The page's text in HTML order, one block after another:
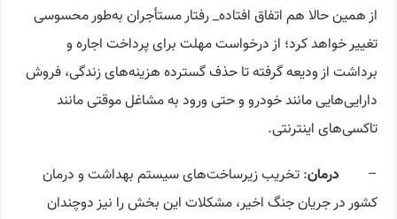
از همین حالا هم اتفاق افتاده_ رفتار مستأجران به‌طور محسوسی
تغییر خواهد کرد؛ از درخواست مهلت برای پرداخت اجاره و
برداشت از ودیعه گرفته تا حذف گسترده هزینه‌های زندگی، فروش
دارایی‌هایی مانند خودرو و حتی ورود به مشاغل موقتی مانند
تاکسی‌های اینترنتی.
– درمان: تخریب زیرساخت‌های سیستم بهداشت و درمان
کشور در جریان جنگ اخیر، مشکلات این بخش را نیز دوچندان